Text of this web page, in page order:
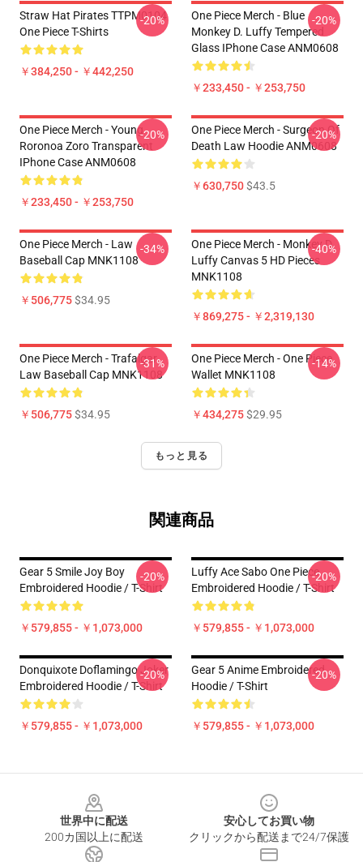
Straw Hat Pirates TTPM0104
One Piece T-Shirts
￥384,250 - ￥442,250
-20%
One Piece Merch - Blue
Monkey D. Luffy Tempered
Glass IPhone Case ANM0608
￥233,450 - ￥253,750
-20%
One Piece Merch - Young
Roronoa Zoro Transparent
IPhone Case ANM0608
￥233,450 - ￥253,750
-20%
One Piece Merch - Surgeon Of
Death Law Hoodie ANM0608
￥630,750$43.5
-20%
One Piece Merch - Law
Baseball Cap MNK1108
￥506,775$34.95
-34%
One Piece Merch - Monkey D.
Luffy Canvas 5 HD Pieces
MNK1108
￥869,275 - ￥2,319,130
-40%
One Piece Merch - Trafalgar
Law Baseball Cap MNK1108
￥506,775$34.95
-31%
One Piece Merch - One Piece
Wallet MNK1108
￥434,275$29.95
-14%
もっと見る
関連商品
Gear 5 Smile Joy Boy
Embroidered Hoodie / T-Shirt
￥579,855 - ￥1,073,000
-20%
Luffy Ace Sabo One Piece
Embroidered Hoodie / T-Shirt
￥579,855 - ￥1,073,000
-20%
Donquixote Doflamingo Joker
Embroidered Hoodie / T-Shirt
￥579,855 - ￥1,073,000
-20%
Gear 5 Anime Embroidered
Hoodie / T-Shirt
￥579,855 - ￥1,073,000
-20%
世界中に配送
200カ国以上に配送
安心してお買い物
クリックから配送まで24/7保護